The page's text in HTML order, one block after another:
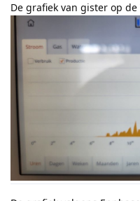
De grafiek van gister op de